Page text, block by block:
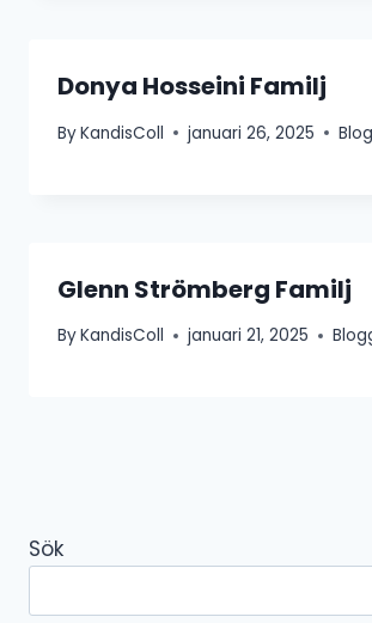
Donya Hosseini Familj
ByKandisColl januari 26, 2025
Glenn Strömberg Familj
ByKandisColl januari 21, 2025
Sök